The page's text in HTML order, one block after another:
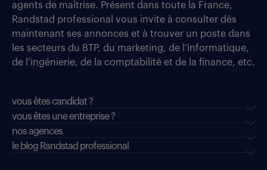
agents de maîtrise. Présent dans toute la France,
Randstad professional vous invite à consulter dès
maintenant ses annonces et à trouver un poste dans
les secteurs du BTP, du marketing, de l’informatique,
de l’ingénierie, de la comptabilité et de la finance, etc.
vous êtes candidat ?
vous êtes une entreprise ?
nos agences
le blog Randstad professional